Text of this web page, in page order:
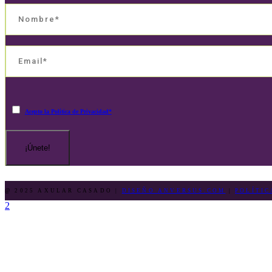
Acepto la Política de Privacidad*
¡Únete!
@ 2025 AXULAR CASADO | DISEÑO ANVERSUS.COM |